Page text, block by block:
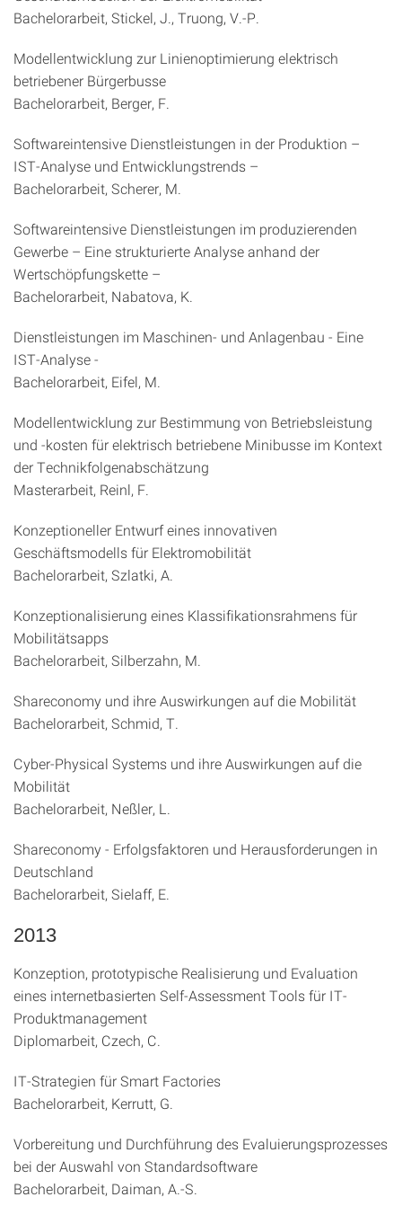
Bachelorarbeit, Stickel, J., Truong, V.-P.
Modellentwicklung zur Linienoptimierung elektrisch
betriebener Bürgerbusse
Bachelorarbeit, Berger, F.
Softwareintensive Dienstleistungen in der Produktion –
IST-Analyse und Entwicklungstrends –
Bachelorarbeit, Scherer, M.
Softwareintensive Dienstleistungen im produzierenden
Gewerbe – Eine strukturierte Analyse anhand der
Wertschöpfungskette –
Bachelorarbeit, Nabatova, K.
Dienstleistungen im Maschinen- und Anlagenbau - Eine
IST-Analyse -
Bachelorarbeit, Eifel, M.
Modellentwicklung zur Bestimmung von Betriebsleistung
und -kosten für elektrisch betriebene Minibusse im Kontext
der Technikfolgenabschätzung
Masterarbeit, Reinl, F.
Konzeptioneller Entwurf eines innovativen
Geschäftsmodells für Elektromobilität
Bachelorarbeit, Szlatki, A.
Konzeptionalisierung eines Klassifikationsrahmens für
Mobilitätsapps
Bachelorarbeit, Silberzahn, M.
Shareconomy und ihre Auswirkungen auf die Mobilität
Bachelorarbeit, Schmid, T.
Cyber-Physical Systems und ihre Auswirkungen auf die
Mobilität
Bachelorarbeit, Neßler, L.
Shareconomy - Erfolgsfaktoren und Herausforderungen in
Deutschland
Bachelorarbeit, Sielaff, E.
2013
Konzeption, prototypische Realisierung und Evaluation
eines internetbasierten Self-Assessment Tools für IT-
Produktmanagement
Diplomarbeit, Czech, C.
IT-Strategien für Smart Factories
Bachelorarbeit, Kerrutt, G.
Vorbereitung und Durchführung des Evaluierungsprozesses
bei der Auswahl von Standardsoftware
Bachelorarbeit, Daiman, A.-S.